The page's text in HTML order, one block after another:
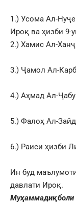
1.) Усома Ал-
Ироқ ва ҳизби 9-
2.) Хамис Ал-
3.) Ҷамол Ал-
4.) Аҳмад Ал-
5.) Фалоҳ Ал-
6.) Раиси ҳизби
Ин буд
давлати Ироқ.
Муҳаммадиқболи